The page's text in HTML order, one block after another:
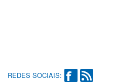
REDES SOCIAIS: